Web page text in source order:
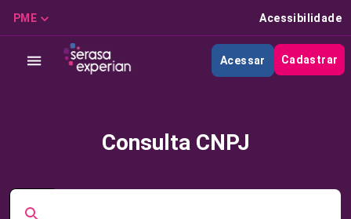
PME Acessibilidade
Acessar Cadastrar
Consulta CNPJ